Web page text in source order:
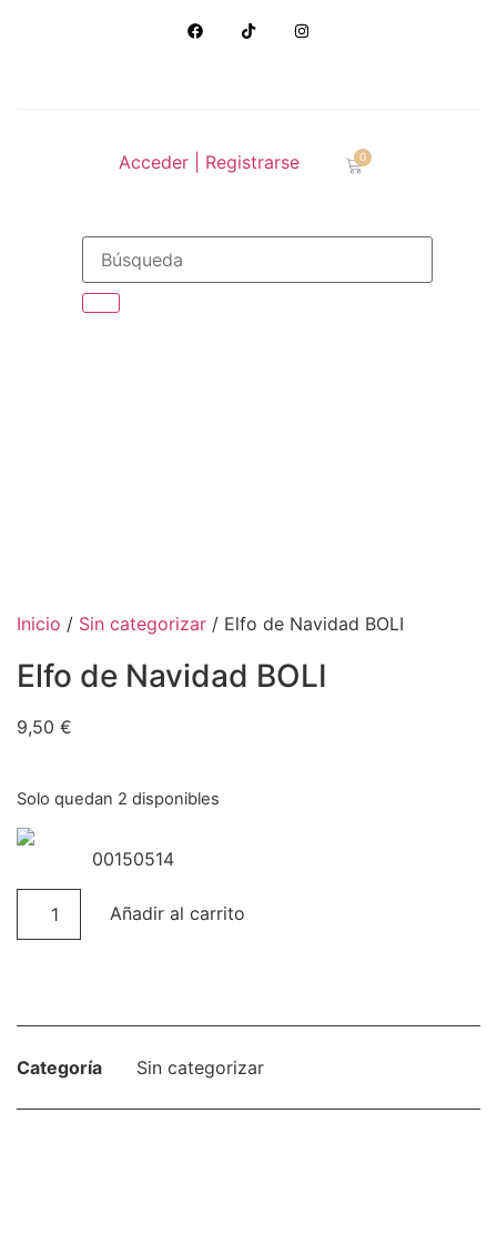
Acceder | Registrarse 0
Inicio / Sin categorizar / Elfo de Navidad BOLI
Elfo de Navidad BOLI
9,50 €
Solo quedan 2 disponibles
00150514
Añadir al carrito
Categoría Sin categorizar